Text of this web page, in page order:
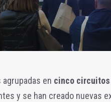
en cinco
y se han creado nuevas